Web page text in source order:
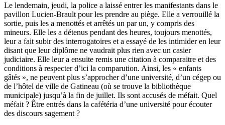
Le lendemain, jeudi, la police a laissé entrer les manifestants dans le
pavillon Lucien-Brault pour les prendre au piège. Elle a verrouillé la
sortie, puis les a menottés et arrêtés un par un, y compris des
mineurs. Elle les a détenus pendant des heures, toujours menottés,
leur a fait subir des interrogatoires et a essayé de les intimider en leur
disant que leur diplôme ne vaudrait plus rien avec un casier
judiciaire. Elle leur a ensuite remis une citation à comparaitre et des
conditions à respecter d’ici la comparution. Ainsi, les « enfants
gâtés », ne peuvent plus s’approcher d’une université, d’un cégep ou
de l’hôtel de ville de Gatineau (où se trouve la bibliothèque
municipale) jusqu’à la fin de juillet. Ils sont accusés de méfait. Quel
méfait ? Être entrés dans la cafétéria d’une université pour écouter
des discours sagement ?